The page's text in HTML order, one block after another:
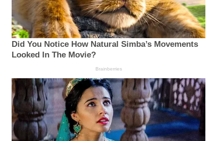
Did You Notice How Natural Simba’s Movements
Looked In The Movie?
Brainberries